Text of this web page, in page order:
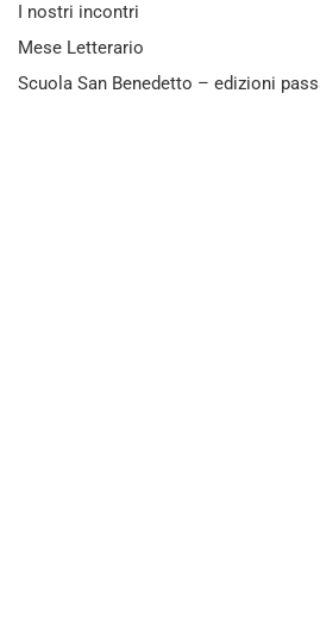
I nostri incontri
Mese Letterario
Scuola San Benedetto – edizioni